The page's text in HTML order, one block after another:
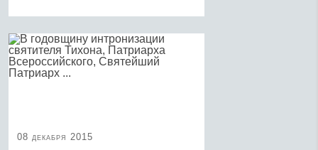
08 декабря 2015